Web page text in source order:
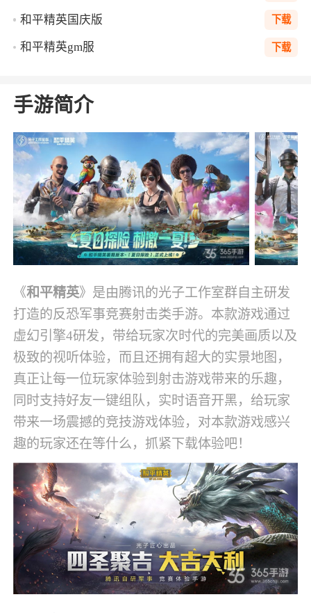
和平精英国庆版 下载
和平精英gm服 下载
手游简介
《和平精英》是由腾讯的光子工作室群自主研发
打造的反恐军事竞赛射击类手游。本款游戏通过
虚幻引擎4研发，带给玩家次时代的完美画质以及
极致的视听体验，而且还拥有超大的实景地图，
真正让每一位玩家体验到射击游戏带来的乐趣，
同时支持好友一键组队，实时语音开黑，给玩家
带来一场震撼的竞技游戏体验，对本款游戏感兴
趣的玩家还在等什么，抓紧下载体验吧！